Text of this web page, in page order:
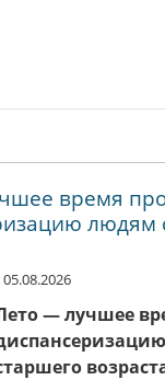
время
людям
— лучшее